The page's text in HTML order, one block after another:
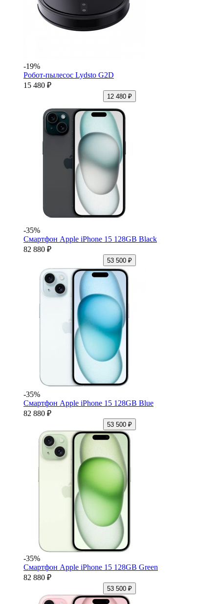
-19%
Робот-пылесос Lydsto G2D
15 480 ₽
12 480 ₽
-35%
Смартфон Apple iPhone 15 128GB Black
82 880 ₽
53 500 ₽
-35%
Смартфон Apple iPhone 15 128GB Blue
82 880 ₽
53 500 ₽
-35%
Смартфон Apple iPhone 15 128GB Green
82 880 ₽
53 500 ₽